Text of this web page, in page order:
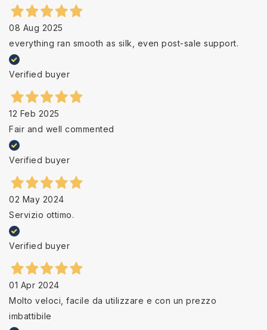
08 Aug 2025
everything ran smooth as silk, even post-sale support.
Verified buyer
12 Feb 2025
Fair and well commented
Verified buyer
02 May 2024
Servizio ottimo.
Verified buyer
01 Apr 2024
Molto veloci, facile da utilizzare e con un prezzo
imbattibile